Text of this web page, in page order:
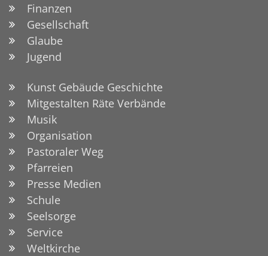
Finanzen
Gesellschaft
Glaube
Jugend
Kunst Gebäude Geschichte
Mitgestalten Räte Verbände
Musik
Organisation
Pastoraler Weg
Pfarreien
Presse Medien
Schule
Seelsorge
Service
Weltkirche